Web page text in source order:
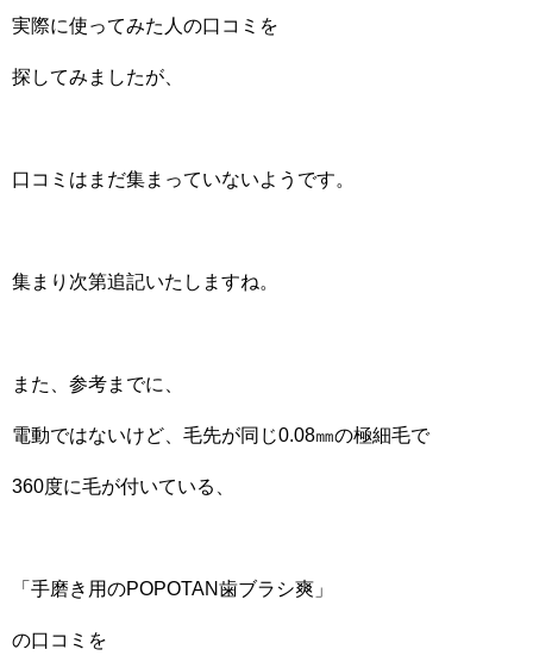
実際に使ってみた人の口コミを
探してみましたが、
口コミはまだ集まっていないようです。
集まり次第追記いたしますね。
また、参考までに、
電動ではないけど、毛先が同じ0.08㎜の極細毛で
360度に毛が付いている、
「手磨き用のPOPOTAN歯ブラシ爽」
の口コミを